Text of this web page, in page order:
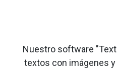
Nuestro software
textos con imágenes